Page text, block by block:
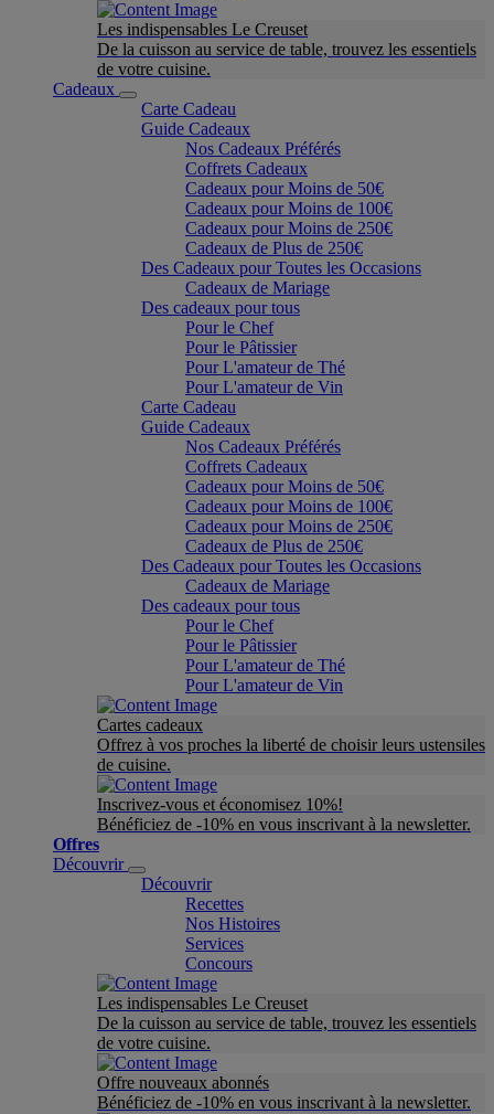
Les indispensables Le Creuset
De la cuisson au service de table, trouvez les essentiels
de votre cuisine.
Cadeaux
Carte Cadeau
Guide Cadeaux
Nos Cadeaux Préférés
Coffrets Cadeaux
Cadeaux pour Moins de 50€
Cadeaux pour Moins de 100€
Cadeaux pour Moins de 250€
Cadeaux de Plus de 250€
Des Cadeaux pour Toutes les Occasions
Cadeaux de Mariage
Des cadeaux pour tous
Pour le Chef
Pour le Pâtissier
Pour L'amateur de Thé
Pour L'amateur de Vin
Carte Cadeau
Guide Cadeaux
Nos Cadeaux Préférés
Coffrets Cadeaux
Cadeaux pour Moins de 50€
Cadeaux pour Moins de 100€
Cadeaux pour Moins de 250€
Cadeaux de Plus de 250€
Des Cadeaux pour Toutes les Occasions
Cadeaux de Mariage
Des cadeaux pour tous
Pour le Chef
Pour le Pâtissier
Pour L'amateur de Thé
Pour L'amateur de Vin
Cartes cadeaux
Offrez à vos proches la liberté de choisir leurs ustensiles
de cuisine.
Inscrivez-vous et économisez 10%!
Bénéficiez de -10% en vous inscrivant à la newsletter.
Offres
Découvrir
Découvrir
Recettes
Nos Histoires
Services
Concours
Les indispensables Le Creuset
De la cuisson au service de table, trouvez les essentiels
de votre cuisine.
Offre nouveaux abonnés
Bénéficiez de -10% en vous inscrivant à la newsletter.